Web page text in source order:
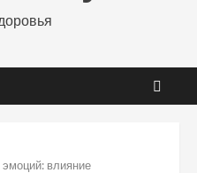
эмоций: влияние